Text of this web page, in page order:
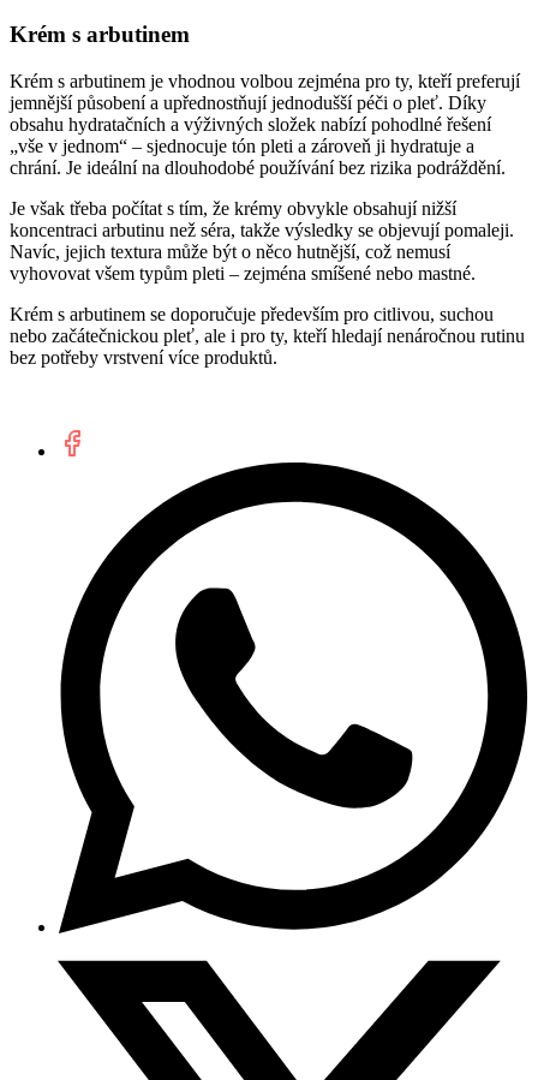
Krém s arbutinem
Krém s arbutinem je vhodnou volbou zejména pro ty, kteří preferují
jemnější působení a upřednostňují jednodušší péči o pleť. Díky
obsahu hydratačních a výživných složek nabízí pohodlné řešení
„vše v jednom“ – sjednocuje tón pleti a zároveň ji hydratuje a
chrání. Je ideální na dlouhodobé používání bez rizika podráždění.
Je však třeba počítat s tím, že krémy obvykle obsahují nižší
koncentraci arbutinu než séra, takže výsledky se objevují pomaleji.
Navíc, jejich textura může být o něco hutnější, což nemusí
vyhovovat všem typům pleti – zejména smíšené nebo mastné.
Krém s arbutinem se doporučuje především pro citlivou, suchou
nebo začátečnickou pleť, ale i pro ty, kteří hledají nenáročnou rutinu
bez potřeby vrstvení více produktů.